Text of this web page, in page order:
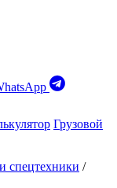
Грузовой
спецтехники /